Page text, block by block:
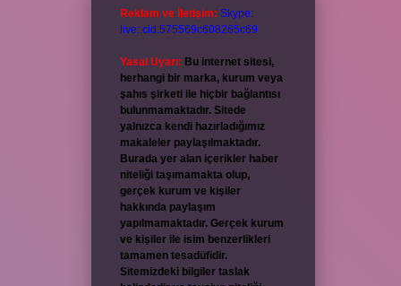
Reklam ve İletişim: Skype:
live:.cid.575569c608265c69
Yasal Uyarı: Bu internet sitesi,
herhangi bir marka, kurum veya
şahıs şirketi ile hiçbir bağlantısı
bulunmamaktadır. Sitede
yalnızca kendi hazırladığımız
makaleler paylaşılmaktadır.
Burada yer alan içerikler haber
niteliği taşımamakta olup,
gerçek kurum ve kişiler
hakkında paylaşım
yapılmamaktadır. Gerçek kurum
ve kişiler ile isim benzerlikleri
tamamen tesadüfidir.
Sitemizdeki bilgiler taslak